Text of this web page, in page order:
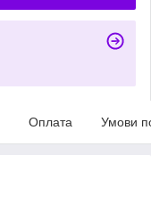
Оплата Умови